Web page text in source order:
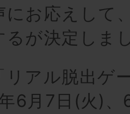
にお応えして
るが決定しま
リアル脱出ゲ
6月7日(火)、